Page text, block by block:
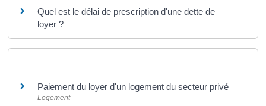
Quel est le délai de prescription d'une dette de
loyer ?
Paiement du loyer d'un logement du secteur privé
Logement